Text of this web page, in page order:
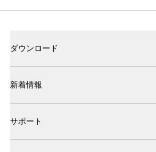
ダウンロード
新着情報
サポート